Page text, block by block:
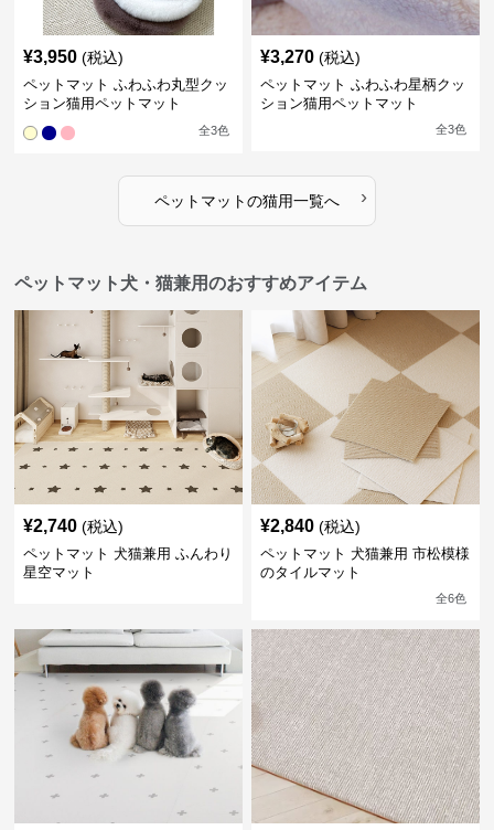
¥3,950 (税込)
ペットマット ふわふわ丸型クッ
ション猫用ペットマット
全3色
¥3,270 (税込)
ペットマット ふわふわ星柄クッ
ション猫用ペットマット
全3色
ペットマットの猫用一覧へ ›
ペットマット犬・猫兼用のおすすめアイテム
¥2,740 (税込)
ペットマット 犬猫兼用 ふんわり
星空マット
¥2,840 (税込)
ペットマット 犬猫兼用 市松模様
のタイルマット
全6色